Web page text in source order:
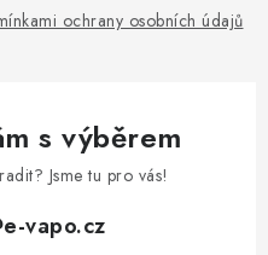
ochrany osobních údajů
s výběrem
Jsme tu pro vás!
e-vapo.cz